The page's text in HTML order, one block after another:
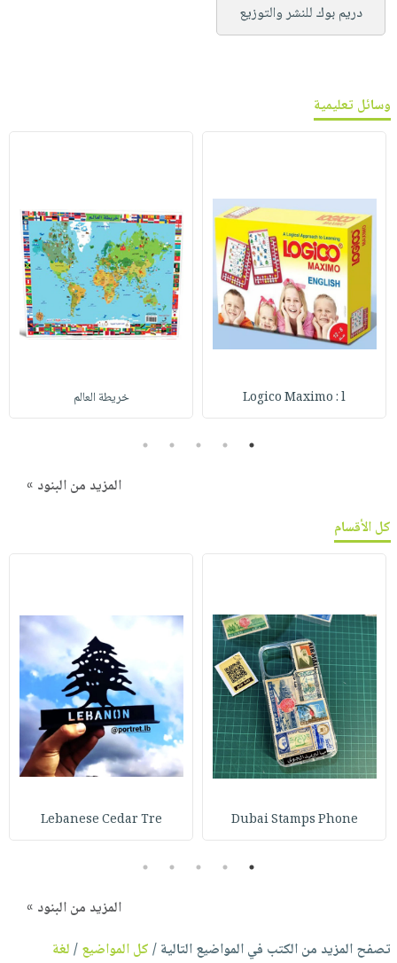
دريم بوك للنشر والتوزيع
وسائل تعليمية
Logico Maximo : l خريطة العالم
1
2
3
4
5
المزيد من البنود »
كل الأقسام
Dubai Stamps Phone
Lebanese Cedar Tre
1
2
3
4
5
المزيد من البنود »
تصفح المزيد من الكتب في المواضيع التالية /كل المواضيع/لغة